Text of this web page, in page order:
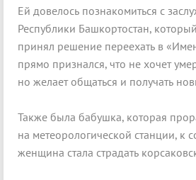
Ей довелось познакомиться с
Республики Башкортостан,
принял решение переехать в
прямо признался, что не хочет
но желает общаться и получать
Также была бабушка, которая
на метеорологической станции, к
женщина стала страдать